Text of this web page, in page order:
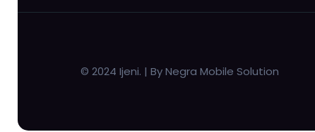
© 2024 Ijeni. | By Negra Mobile Solution